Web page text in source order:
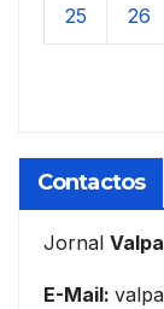
25 26
Contactos
Jornal
E-Mail: